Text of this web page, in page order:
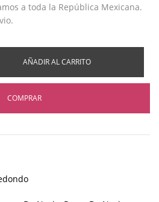
a toda la República Mexicana.
AÑADIR AL CARRITO
COMPRAR